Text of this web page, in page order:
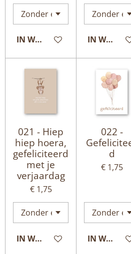
IN WINKELWAGENIN
021 - Hiep
hiep hoera,
gefeliciteerd
met je
verjaardag
€ 1,75
IN WINKELWAGEN
022 -
d
€ 1,75
IN